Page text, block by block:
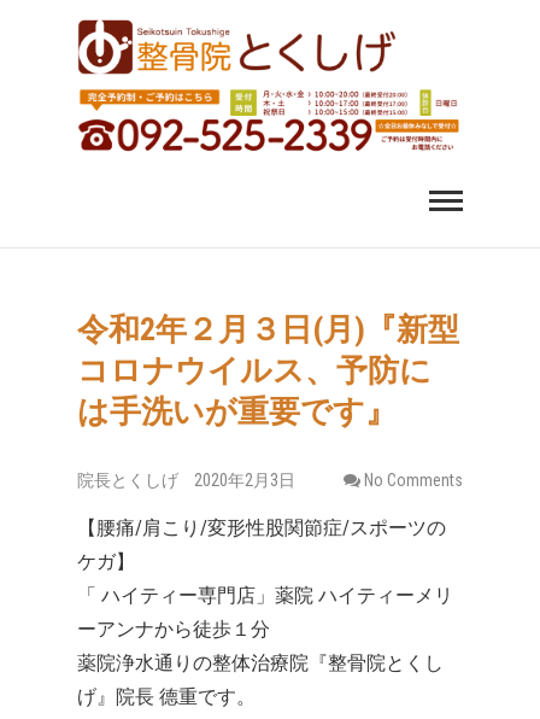
福岡市中央区 薬院 肩
こり 腰痛｜整体 スポ
ーツ障害なら整骨院
福岡市中央区、薬院、天神、平尾、博多、六本松で肩こ
り、腰痛、変形性股関節症にお悩みなら整骨院とくしげ
へ。患者さんのお話を丁寧にお聞きし、施術させていた
だきます。スポーツ選手のケガもおまかせください。
令和2年２月３日(月)『新型
コロナウイルス、予防に
は手洗いが重要です』
院長とくしげ 2020年2月3日 No Comments
【腰痛/肩こり/変形性股関節症/スポーツの
ケガ】
「 ハイティー専門店」薬院 ハイティーメリ
ーアンナから徒歩１分
薬院浄水通りの整体治療院『整骨院とくし
げ』院長 德重です。